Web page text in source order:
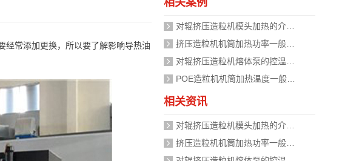
经常添加更换，所以要了解影响导热油
相关案例
相关资讯